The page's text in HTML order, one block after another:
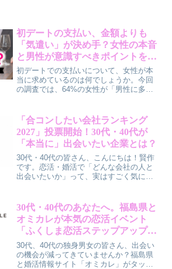
初デートの支払い、金額よりも
「気遣い」が決め手？女性の本音
と男性が意識すべきポイントを解
説
初デートでの支払いについて、女性が本
当に求めているのは何でしょうか。今回
の調査では、64%の女性が「男性に多め
女性は約2割に留まることが明らかになり
ました。金額の多寡よりも、会計時の
「気遣いや誠実さ」が好印象に繋がるよ
うです。
「合コンしたい会社ランキング
2027」投票開始！30代・40代が
「本当に」出会いたい企業とは？
30代・40代の皆さん、こんにちは！賢作
です。恋活・婚活で「どんな会社の人と
出会いたいか」って、実はすごく気にな
始した「合コンしたい会社ランキング
2027」の投票企画について、その背景や
魅力、そして私たち30代・40代にとって
どんな意味があるのかを、僕なりの視点
でお話ししていきます。
30代・40代のあなたへ。福島県と
オミカレが本気の恋活イベント
「ふくしま恋活ステップアップイ
ベント」で出会いから交際まで継
続サポート！
30代、40代の独身男女の皆さん、出会い
の機会が減ってきていませんか？福島県
と婚活情報サイト「オミカレ」がタッグ